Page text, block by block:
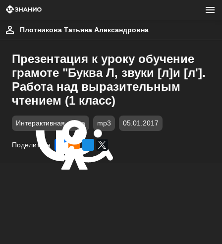
Плотникова Татьяна Александровна
Презентация к уроку обучение
грамоте "Буква Л, звуки [л]и [л'].
Работа над выразительным
чтением (1 класс)
Интерактивная доска mp3 05.01.2017
Поделиться